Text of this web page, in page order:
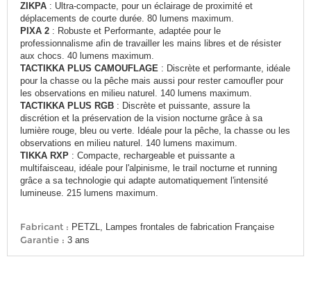
ZIKPA : Ultra-compacte, pour un éclairage de proximité et
déplacements de courte durée. 80 lumens maximum.
PIXA 2 : Robuste et Performante, adaptée pour le
professionnalisme afin de travailler les mains libres et de résister
aux chocs. 40 lumens maximum.
TACTIKKA PLUS CAMOUFLAGE : Discrète et performante, idéale
pour la chasse ou la pêche mais aussi pour rester camoufler pour
les observations en milieu naturel. 140 lumens maximum.
TACTIKKA PLUS RGB : Discrète et puissante, assure la
discrétion et la préservation de la vision nocturne grâce à sa
lumière rouge, bleu ou verte. Idéale pour la pêche, la chasse ou les
observations en milieu naturel. 140 lumens maximum.
TIKKA RXP : Compacte, rechargeable et puissante a
multifaisceau, idéale pour l'alpinisme, le trail nocturne et running
grâce a sa technologie qui adapte automatiquement l'intensité
lumineuse. 215 lumens maximum.
Fabricant : PETZL, Lampes frontales de fabrication Française
Garantie : 3 ans